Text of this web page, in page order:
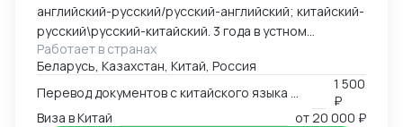
английский-русский/русский-английский; китайский-
русский\русский-китайский. 3 года в устном
переводе в паре китайский-русский\русский-
китайский.
Работает в странах
Беларусь, Казахстан, Китай, Россия
1 500
₽
Виза в Китай
от20 000 ₽